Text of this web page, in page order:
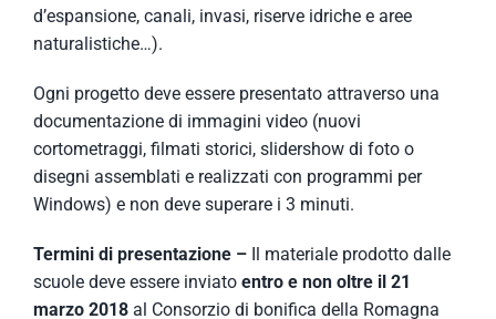
d’espansione, canali, invasi, riserve idriche e aree
naturalistiche…).
Ogni progetto deve essere presentato attraverso una
documentazione di immagini video (nuovi
cortometraggi, filmati storici, slidershow di foto o
disegni assemblati e realizzati con programmi per
Windows) e non deve superare i 3 minuti.
Termini di presentazione – Il materiale prodotto dalle
scuole deve essere inviato entro e non oltre il 21
marzo 2018al Consorzio di bonifica della Romagna